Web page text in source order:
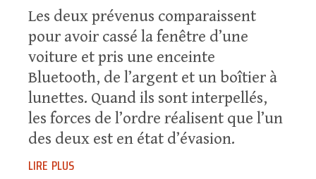
Les deux prévenus comparaissent
pour avoir cassé la fenêtre d’une
voiture et pris une enceinte
Bluetooth, de l’argent et un boîtier à
lunettes. Quand ils sont interpellés,
les forces de l’ordre réalisent que l’un
des deux est en état d’évasion.
lire plus